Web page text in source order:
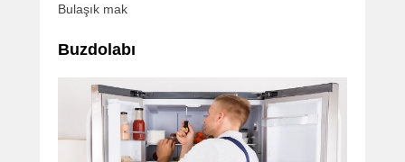
Bulaşık mak
Buzdolabı